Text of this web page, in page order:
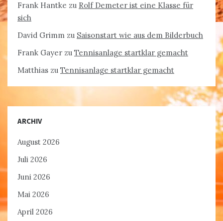
Frank Hantke zu Rolf Demeter ist eine Klasse für
sich
David Grimm zu Saisonstart wie aus dem Bilderbuch
Frank Gayer zu Tennisanlage startklar gemacht
Matthias zu Tennisanlage startklar gemacht
ARCHIV
August 2026
Juli 2026
Juni 2026
Mai 2026
April 2026